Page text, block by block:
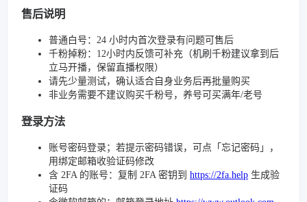
售后说明
普通白号：24 小时内首次登录有问题可售后
千粉掉粉：12小时内反馈可补充（机刷千粉建议拿到后
立马开播，保留直播权限）
请先少量测试，确认适合自身业务后再批量购买
非业务需要不建议购买千粉号，养号可买满年/老号
登录方法
账号密码登录；若提示密码错误，可点「忘记密码」，
用绑定邮箱收验证码修改
含 2FA 的账号：复制 2FA 密钥到 https://2fa.help 生成验
证码